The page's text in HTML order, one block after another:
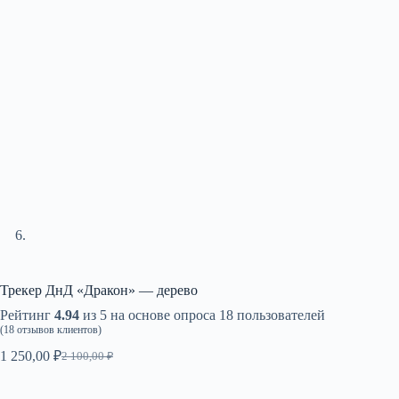
Трекер ДнД «Дракон» — дерево
Рейтинг 4.94 из 5 на основе опроса 18 пользователей
(18 отзывов клиентов)
2 100,00₽
Первоначальная
1 250,00 ₽
Текущая